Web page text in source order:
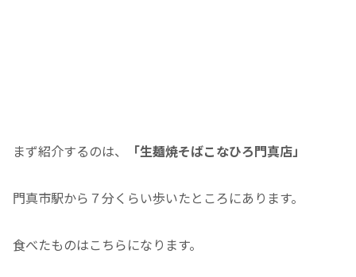
まず紹介するのは、 「生麺焼そばこなひろ門真店」
門真市駅から７分くらい歩いたところにあります。
食べたものはこちらになります。